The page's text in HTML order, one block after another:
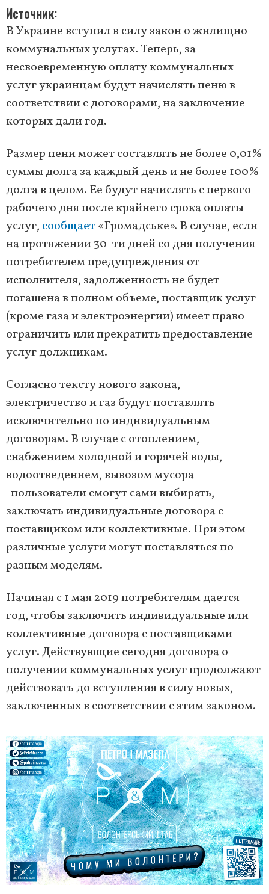
Источник
В Украине вступил в силу закон о жилищно-
коммунальных услугах. Теперь, за
несвоевременную оплату коммунальных
услуг украинцам будут начислять пеню в
соответствии с договорами, на заключение
которых дали год.
Размер пени может составлять не более 0,01%
суммы долга за каждый день и не более 100%
долга в целом. Ее будут начислять с первого
рабочего дня после крайнего срока оплаты
услуг, сообщает«Громадське». В случае, если
на протяжении 30-ти дней со дня получения
потребителем предупреждения от
исполнителя, задолженность не будет
погашена в полном объеме, поставщик услуг
(кроме газа и электроэнергии) имеет право
ограничить или прекратить предоставление
услуг должникам.
Согласно тексту нового закона,
электричество и газ будут поставлять
исключительно по индивидуальным
договорам. В случае с отоплением,
снабжением холодной и горячей воды,
водоотведением, вывозом мусора
-пользователи смогут сами выбирать,
заключать индивидуальные договора с
поставщиком или коллективные. При этом
различные услуги могут поставляться по
разным моделям.
Начиная с 1 мая 2019 потребителям дается
год, чтобы заключить индивидуальные или
коллективные договора с поставщиками
услуг. Действующие сегодня договора о
получении коммунальных услуг продолжают
действовать до вступления в силу новых,
заключенных в соответствии с этим законом.